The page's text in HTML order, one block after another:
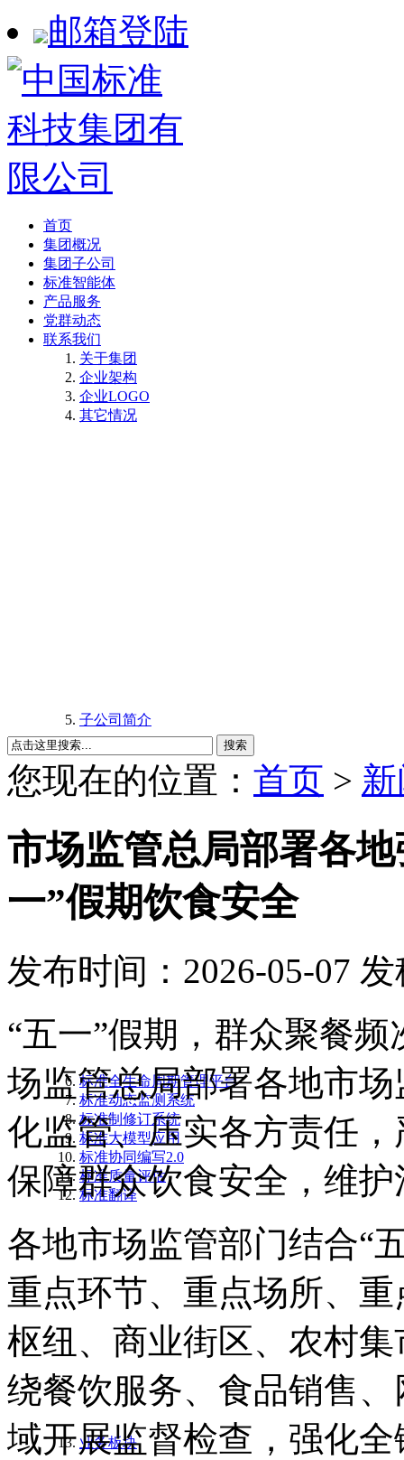
邮箱登陆
首页
集团概况
集团子公司
标准智能体
产品服务
党群动态
联系我们
关于集团
企业架构
企业LOGO
其它情况
子公司简介
标准全生命周期管理平台
标准动态监测系统
标准制修订系统
标准大模型应用
标准协同编写2.0
标准质量评估
标准翻译
业务板块
搜索
您现在的位置： 首页 >
市场监管总局部署各
一”假期饮食安全
发布时间：2026-05-07 发
“五一”假期，群众聚餐
场监管总局部署各地市
化监管、压实各方责任
保障群众饮食安全，维
各地市场监管部门结合“
重点环节、重点场所、
枢纽、商业街区、农村
绕餐饮服务、食品销售
域开展监督检查，强化